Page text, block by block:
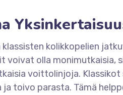
kolikkopelien
voivat olla monimutkaisia,
voittolinjoja.
ja toivo parasta. Tämä